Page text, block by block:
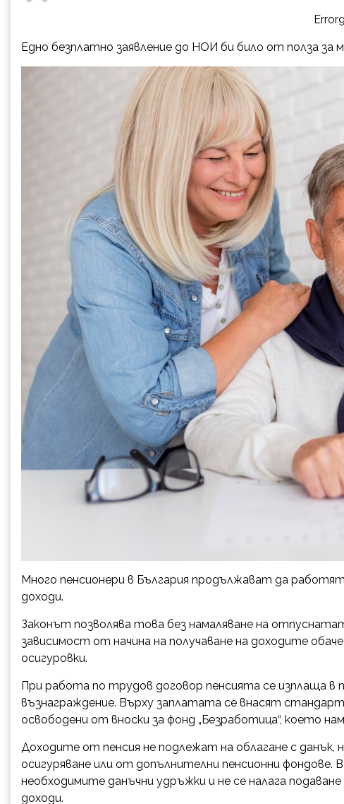
Error9
Едно безплатно заявление до НОИ би било от полза за
Много пенсионери в България продължават да
доходи.
Законът позволява това без намаляване на
зависимост от начина на получаване на доходите
осигуровки.
При работа по трудов договор пенсията се изплаща в
възнаграждение. Върху заплатата се внасят
освободени от вноски за фонд „Безработица“, което
Доходите от пенсия не подлежат на облагане с
осигуряване или от допълнителни пенсионни
необходимите данъчни удръжки и не се налага
доходи.